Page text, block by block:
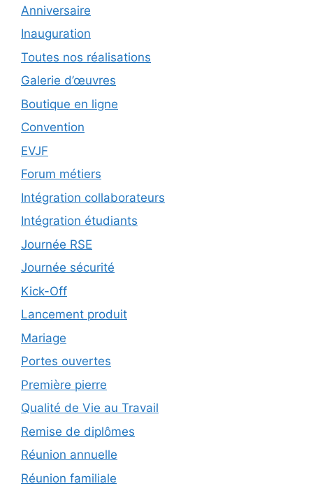
Anniversaire
Inauguration
Toutes nos réalisations
Galerie d’œuvres
Boutique en ligne
Convention
EVJF
Forum métiers
Intégration collaborateurs
Intégration étudiants
Journée RSE
Journée sécurité
Kick-Off
Lancement produit
Mariage
Portes ouvertes
Première pierre
Qualité de Vie au Travail
Remise de diplômes
Réunion annuelle
Réunion familiale